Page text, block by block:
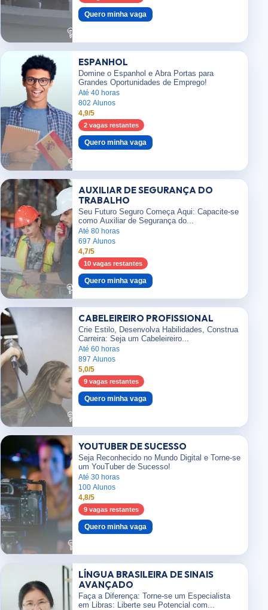
Quero minha vaga
ESPANHOL
Domine o Espanhol e Abra Portas para
Grandes Oportunidades de Emprego!
Até 40 horas
802 Alunos
4,9/5
2 vagas restantes
Quero minha vaga
AUXILIAR DE SEGURANÇA DO
TRABALHO
Seu Futuro Seguro Começa Aqui: Capacite-se
como Auxiliar de Segurança do...
Até 80 horas
697 Alunos
4,7/5
10 vagas restantes
Quero minha vaga
CABELEIREIRO PROFISSIONAL
Crie Estilo, Desenvolva Habilidades, Construa
Carreira: Seja um Cabeleireiro...
Até 60 horas
897 Alunos
5,0/5
9 vagas restantes
Quero minha vaga
YOUTUBER DE SUCESSO
Seja Reconhecido no Mundo Digital e Torne-se
um YouTuber de Sucesso!
Até 30 horas
100 Alunos
4,8/5
9 vagas restantes
Quero minha vaga
LÍNGUA BRASILEIRA DE SINAIS
AVANÇADO
Faça a Diferença: Torne-se um Especialista
em Libras: Liberte seu Potencial com...